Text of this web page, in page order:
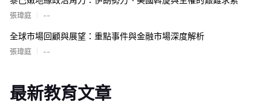
張瑋庭 --
全球市場回顧與展望：重點事件與金融市場深度解析
張瑋庭 --
最新教育文章